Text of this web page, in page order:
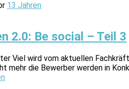
13 Jahren
2.0: Be social – Teil 3
Viel wird vom aktuellen
mehr die Bewerber werden in